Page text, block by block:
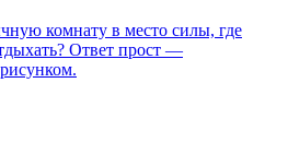
комнату в место силы, где
Ответ прост —